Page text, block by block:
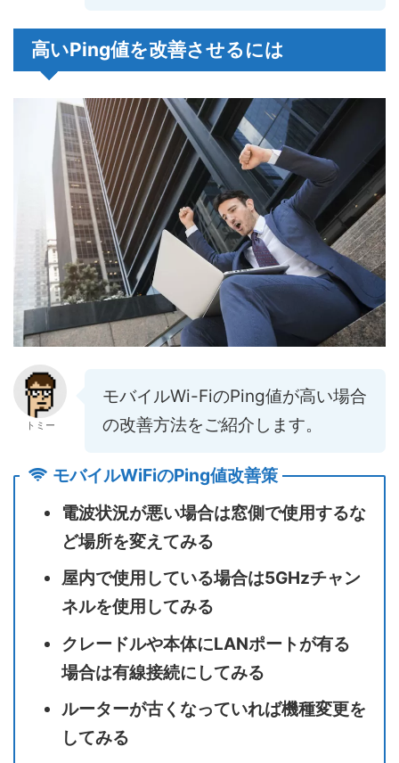
高いPing値を改善させるには
トミー
モバイルWi-FiのPing値が高い場合
の改善方法をご紹介します。
モバイルWiFiのPing値改善策
電波状況が悪い場合は窓側で使用するな
ど場所を変えてみる
屋内で使用している場合は5GHzチャン
ネルを使用してみる
クレードルや本体にLANポートが有る
場合は有線接続にしてみる
ルーターが古くなっていれば機種変更を
してみる